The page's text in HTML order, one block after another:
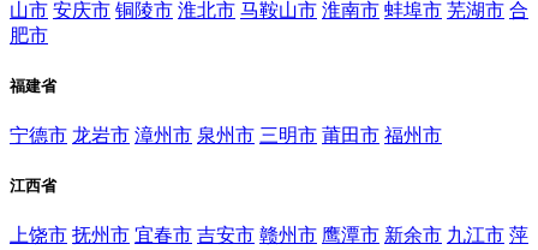
山市 安庆市 铜陵市 淮北市 马鞍山市 淮南市 蚌埠市 芜湖市 合
肥市
福建省
宁德市 龙岩市 漳州市 泉州市 三明市 莆田市 福州市
江西省
上饶市 抚州市 宜春市 吉安市 赣州市 鹰潭市 新余市 九江市 萍